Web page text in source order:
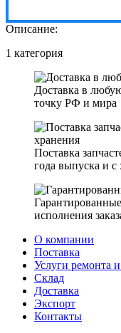
Описание:
1 категория
Доставка в
точку РФ и мира
Поставка
года выпуска и с
исполнения
О компании
Поставка
Услуги ремонта
Склад
Доставка
Экспорт
Контакты